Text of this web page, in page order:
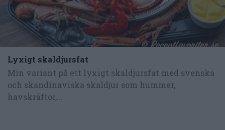
Lyxigt skaldjursfat
Min variant på ett lyxigt skaldjursfat med svenska
och skandinaviska skaldjur som hummer,
havskräftor,...